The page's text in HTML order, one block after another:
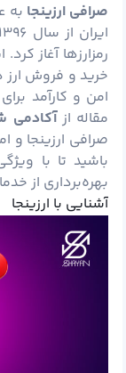
صرافی ارزینجا به
رمزارزها آغاز
خرید و فروش
امن و کارآمد
مقاله ازآکادمی
صرافی ارزینجا و
باشید تا با
بهره‌برداری از
آشنایی با ارزینجا